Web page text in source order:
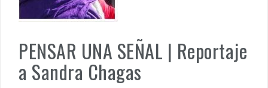
PENSAR UNA SEÑAL | Se echan los dados éticos de la
ECONOMICA Y POLITICA
DOCUMENTO CEDIAL | Repudiamos las declaraciones ofensivas
Milei contra la República Federativa del Brasil.
PENSAR UNA SEÑAL | Reportaje
a Sandra Chagas